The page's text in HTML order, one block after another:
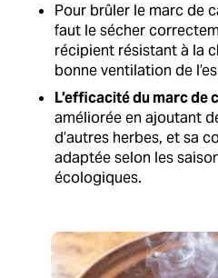
Pour brûler le marc de
faut le sécher
récipient résistant à la
bonne ventilation de
L’efficacité du marc de
améliorée en ajoutant
d’autres herbes, et sa
adaptée selon les
écologiques.